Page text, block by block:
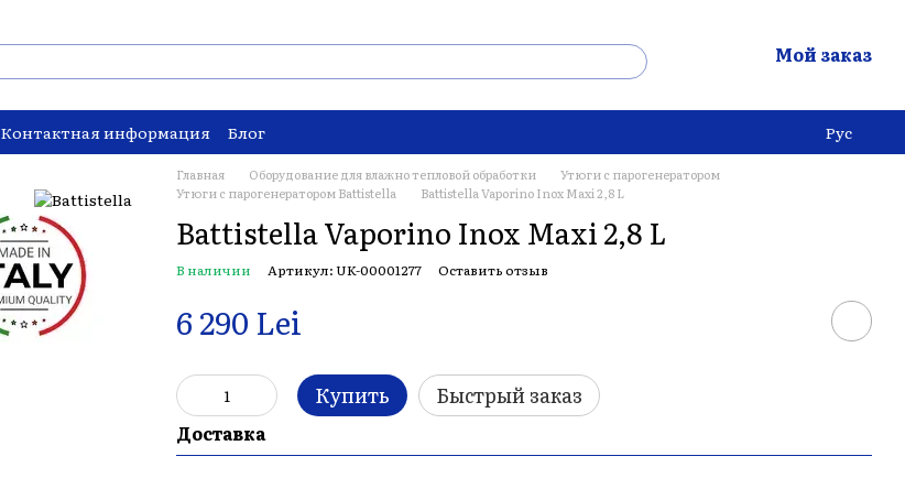
Мой заказ
Контактная информация Блог Рус
Главная Оборудование для влажно тепловой обработки
Утюги с парогенератором
Утюги с парогенератором Battistella
Battistella Vaporino Inox Maxi 2,8 L
Battistella Vaporino Inox Maxi 2,8 L
В наличии Артикул: UK-00001277 Оставить отзыв
6 290 Lei
Купить Быстрый заказ
Доставка